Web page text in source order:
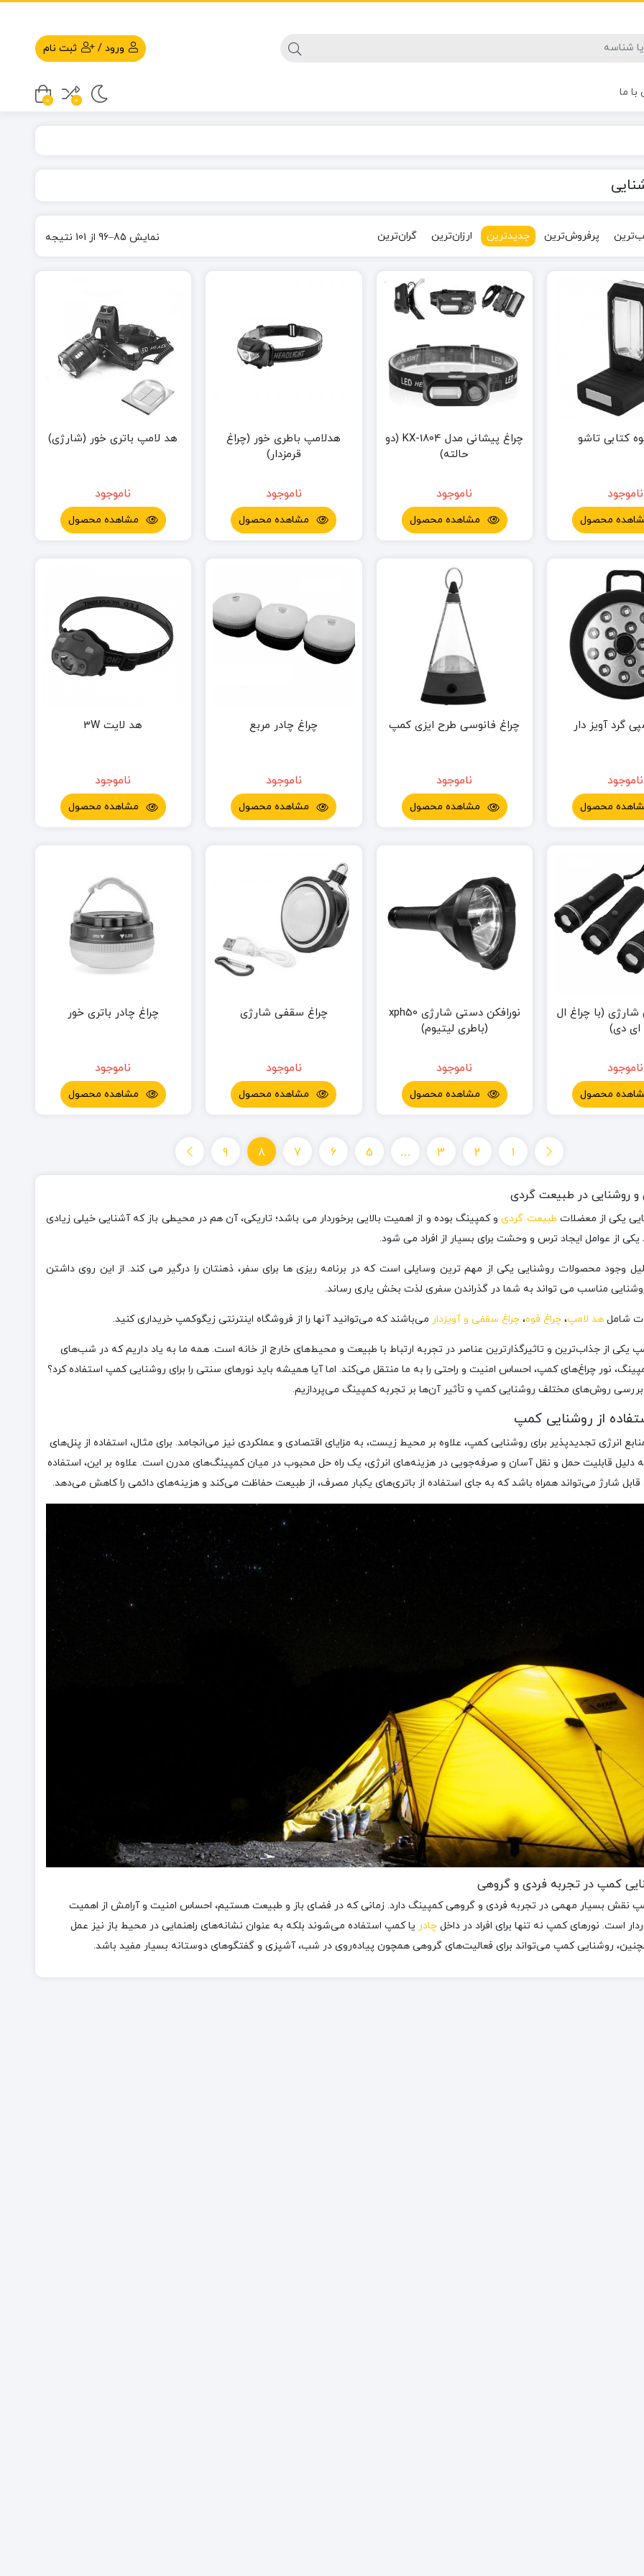
ورود / ثبت نام
ما
0
0
پرفروش‌ترین جدیدترین ارزان‌ترین گران‌ترین نمایش 85–96 از 101 نتیجه
کتابی تاشو
ناموجود
محصول
چراغ پیشانی مدل KX-1804 (دو
حالته)
ناموجود
مشاهده محصول
هدلامپ باطری خور (چراغ
قرمزدار)
ناموجود
مشاهده محصول
هد لامپ باتری خور (شارژی)
ناموجود
مشاهده محصول
گرد آویز دار
ناموجود
محصول
چراغ فانوسی طرح ایزی کمپ
ناموجود
مشاهده محصول
چراغ چادر مربع
ناموجود
مشاهده محصول
هد لایت 3W
ناموجود
مشاهده محصول
(با چراغ ال
ای دی)
ناموجود
محصول
نورافکن دستی شارژی xph50
(باطری لیتیوم)
ناموجود
مشاهده محصول
چراغ سقفی شارژی
ناموجود
مشاهده محصول
چراغ چادر باتری خور
ناموجود
مشاهده محصول
1
2
3
…
5
6
7
8
9
و روشنایی در طبیعت گردی
یکی از معضلات طبیعت گردیو کمپینگ بوده و از اهمیت بالایی برخوردار می باشد؛ تاریکی، آن هم در محیطی باز که آشنایی خیلی زیادی
یکی از عوامل ایجاد ترس و وحشت برای بسیار از افراد می شود.
وجود محصولات روشنایی یکی از مهم ترین وسایلی است که در برنامه ریزی ها برای سفر، ذهنتان را درگیر می کند. از این روی داشتن
مناسب می تواند به شما در گذراندن سفری لذت بخش یاری رساند.
شاملهد لامپ،چراغ قوه،چراغ سقفی و آویزدار می‌باشند که می‌توانید آنها را از فروشگاه اینترنتی زیگوکمپ خریداری کنید.
یکی از جذاب‌ترین و تاثیرگذارترین عناصر در تجربه ارتباط با طبیعت و محیط‌های خارج از خانه است. همه ما به یاد داریم که در شب‌های
نور چراغ‌های کمپ، احساس امنیت و راحتی را به ما منتقل می‌کند. اما آیا همیشه باید نورهای سنتی را برای روشنایی کمپ استفاده کرد؟
بررسی روش‌های مختلف روشنایی کمپ و تأثیر آن‌ها بر تجربه کمپینگ می‌پردازیم.
از روشنایی کمپ
انرژی تجدیدپذیر برای روشنایی کمپ، علاوه بر محیط زیست، به مزایای اقتصادی و عملکردی نیز می‌انجامد. برای مثال، استفاده از پنل‌های
دلیل قابلیت حمل و نقل آسان و صرفه‌جویی در هزینه‌های انرژی، یک راه حل محبوب در میان کمپینگ‌های مدرن است. علاوه بر این، استفاده
شارژ می‌تواند همراه باشد که به جای استفاده از باتری‌های یکبار مصرف، از طبیعت حفاظت می‌کند و هزینه‌های دائمی را کاهش می‌دهد.
کمپ در تجربه فردی و گروهی
نقش بسیار مهمی در تجربه فردی و گروهی کمپینگ دارد. زمانی که در فضای باز و طبیعت هستیم، احساس امنیت و آرامش از اهمیت
است. نورهای کمپ نه تنها برای افراد در داخلچادر یا کمپ استفاده می‌شوند بلکه به عنوان نشانه‌های راهنمایی در محیط باز نیز عمل
روشنایی کمپ می‌تواند برای فعالیت‌های گروهی همچون پیاده‌روی در شب، آشپزی و گفتگوهای دوستانه بسیار مفید باشد.